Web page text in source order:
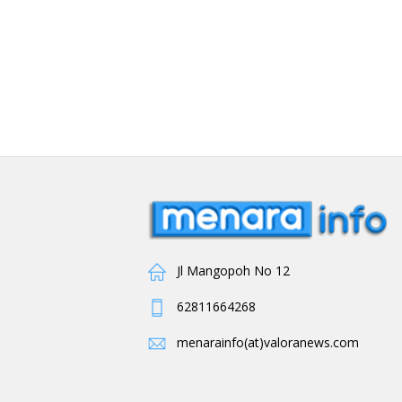
Jl Mangopoh No 12
62811664268
menarainfo(at)valoranews.com